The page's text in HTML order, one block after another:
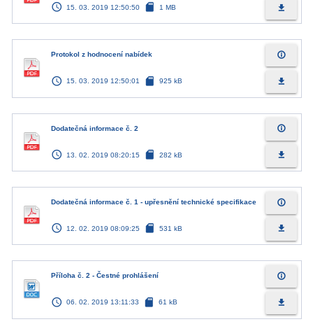
access_time 15. 03. 2019 12:50:50 sd_card 1 MB file_download
Protokol z hodnocení nabídek
access_time 15. 03. 2019 12:50:01 sd_card 925 kB
info_outline
file_download
Dodatečná informace č. 2
access_time 13. 02. 2019 08:20:15 sd_card 282 kB
info_outline
file_download
Dodatečná informace č. 1 - upřesnění technické specifikace
access_time 12. 02. 2019 08:09:25 sd_card 531 kB
info_outline
file_download
Příloha č. 2 - Čestné prohlášení
access_time 06. 02. 2019 13:11:33 sd_card 61 kB
info_outline
file_download